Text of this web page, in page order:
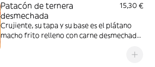
Patacón de ternera
desmechada
15,30 €
Crujiente, su tapa y su base es el plátano
macho frito relleno con carne desmechada,